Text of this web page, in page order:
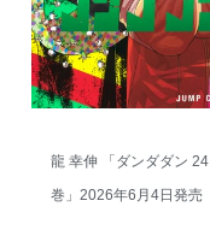
龍 幸伸 「ダンダダン 24
巻」2026年6月4日発売